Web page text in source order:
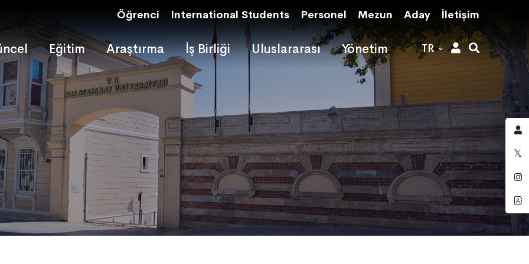
Öğrenci International Students Personel Mezun Aday İletişim
Eğitim Araştırma İş Birliği Uluslararası Yönetim TR